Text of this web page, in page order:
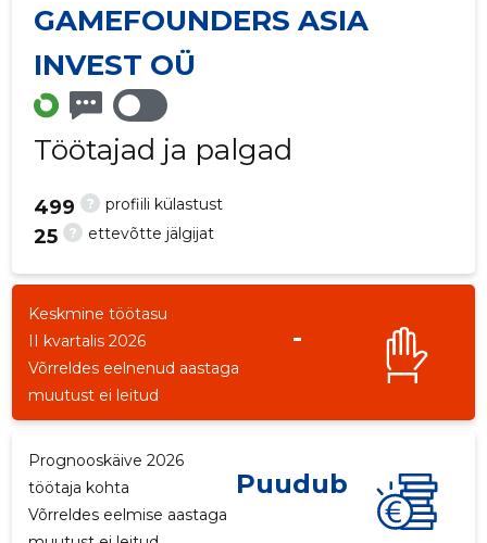
GAMEFOUNDERS ASIA
INVEST OÜ
Töötajad ja palgad
? profiili külastust
499
? ettevõtte jälgijat
25
Keskmine töötasu
II kvartalis 2026
-
Võrreldes eelnenud aastaga
muutust ei leitud
Prognooskäive 2026
töötaja kohta
Puudub
Võrreldes eelmise aastaga